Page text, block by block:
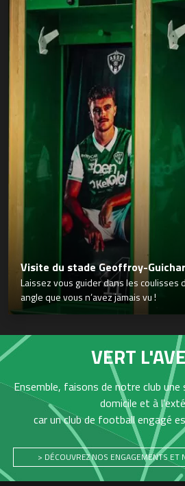
Visite du stade Geoffroy-
Laissez vous guider dans les coulisses
angle que vous n’avez jamais vu !
VERT
Ensemble, faisons de notre club
domicile et à
car un club de football engagé
> DÉCOUVREZ NOS ENGAGEMENTS ET